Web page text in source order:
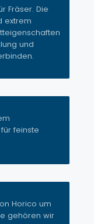
Fräser. Die
extrem
und
feinste
Horico um
gehören wir